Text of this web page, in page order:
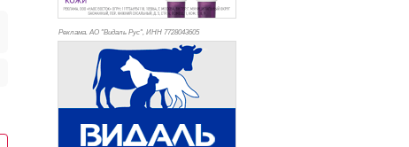
Реклама. АО "Видаль Рус", ИНН 7728043605